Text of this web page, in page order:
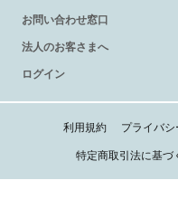
お問い合わせ窓口
法人のお客さまへ
ログイン
利用規約 プライバ
特定商取引法に基づ